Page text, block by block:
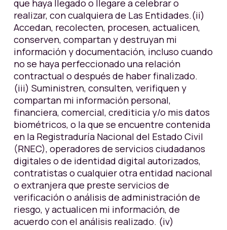
que haya llegado o llegare a celebrar o
realizar, con cualquiera de Las Entidades.(ii)
Accedan, recolecten, procesen, actualicen,
conserven, compartan y destruyan mi
información y documentación, incluso cuando
no se haya perfeccionado una relación
contractual o después de haber finalizado.
(iii) Suministren, consulten, verifiquen y
compartan mi información personal,
financiera, comercial, crediticia y/o mis datos
biométricos, o la que se encuentre contenida
en la Registraduría Nacional del Estado Civil
(RNEC), operadores de servicios ciudadanos
digitales o de identidad digital autorizados,
contratistas o cualquier otra entidad nacional
o extranjera que preste servicios de
verificación o análisis de administración de
riesgo, y actualicen mi información, de
acuerdo con el análisis realizado. (iv)